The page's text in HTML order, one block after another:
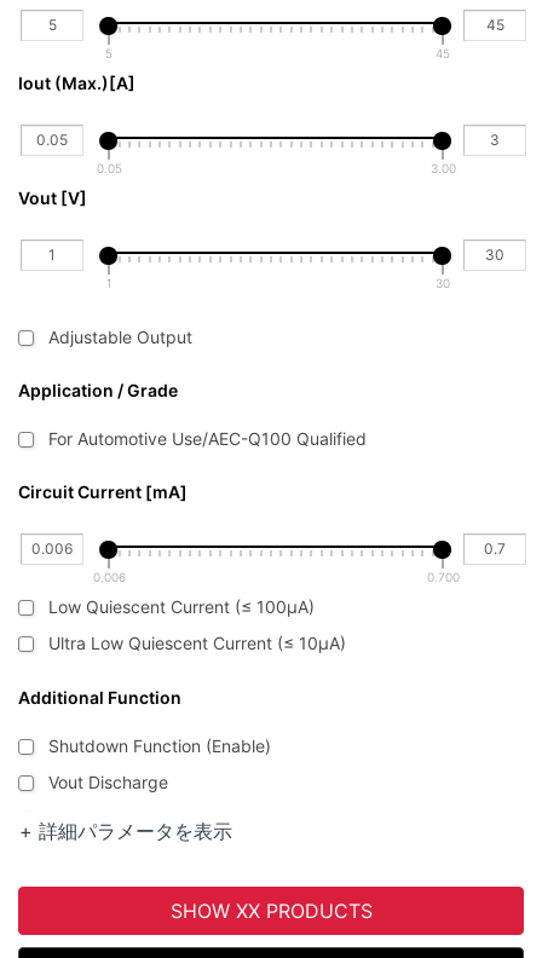
5 45
Iout (Max.)[A]
0.05 3.00
Vout [V]
1 30
Adjustable Output
Application / Grade
For Automotive Use/AEC-Q100 Qualified
Circuit Current [mA]
0.006 0.700
Low Quiescent Current (≤ 100μA)
Ultra Low Quiescent Current (≤ 10μA)
Additional Function
Shutdown Function (Enable)
Vout Discharge
Thermal Shut-down
Over Voltage Protection
+ 詳細パラメータを表示
SHOW XX PRODUCTS